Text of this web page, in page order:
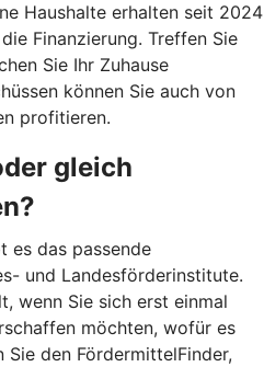
Haushalte erhalten seit 2024
Finanzierung. Treffen Sie
Sie Ihr Zuhause
können Sie auch von
profitieren.
gleich
es das passende
und Landesförderinstitute.
wenn Sie sich erst einmal
möchten, wofür es
den FördermittelFinder,